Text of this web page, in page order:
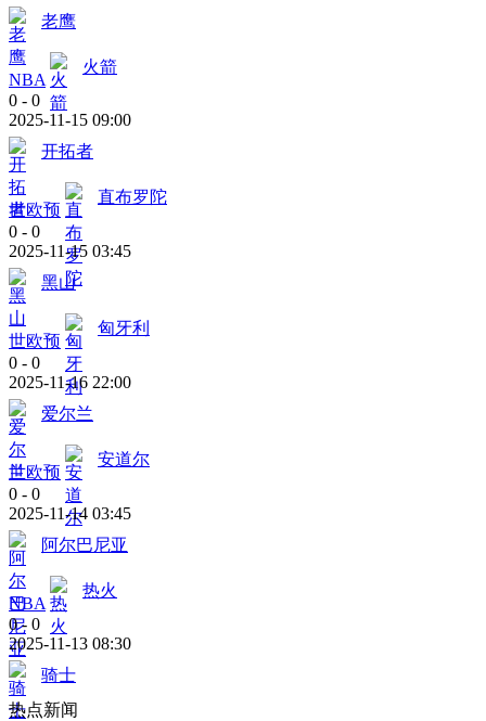
老鹰
NBA
火箭
0 - 0
2025-11-15 09:00
开拓者
世欧预
直布罗陀
0 - 0
2025-11-15 03:45
黑山
世欧预
匈牙利
0 - 0
2025-11-16 22:00
爱尔兰
世欧预
安道尔
0 - 0
2025-11-14 03:45
阿尔巴尼亚
NBA
热火
0 - 0
2025-11-13 08:30
骑士
热点新闻